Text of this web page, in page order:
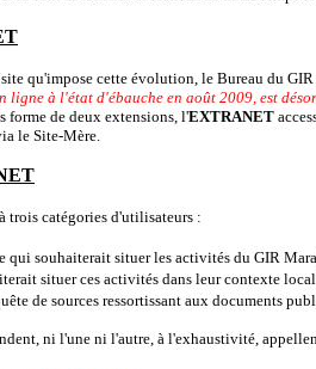
qu'impose cette évolution, le Bureau du
ligne à l'état d'ébauche en août 2009, est
forme de deux extensions, l'EXTRANET
le Site-Mère.
trois catégories d'utilisateurs :
qui souhaiterait situer les activités du GIR
situer ces activités dans leur contexte
de sources ressortissant aux documents
ni l'une ni l'autre, à l'exhaustivité,